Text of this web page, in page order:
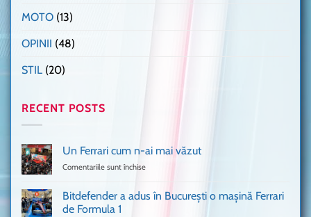
MOTO (13)
OPINII (48)
STIL (20)
RECENT POSTS
Un Ferrari cum n-ai mai văzut
Comentariile sunt închise
Ferrari
cum
Bitdefender a adus în București o mașină Ferrari
de Formula 1